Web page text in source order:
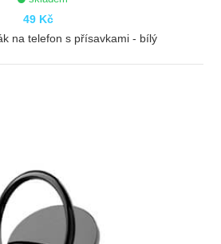
49 Kč
na telefon s přísavkami - bílý